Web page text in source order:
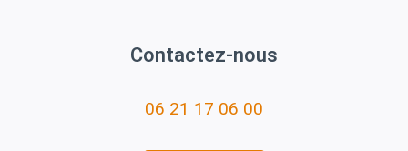
Contactez-nous
06 21 17 06 00